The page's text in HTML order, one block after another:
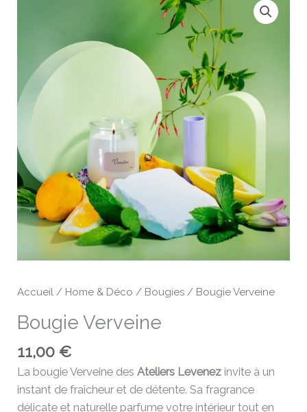
Accueil / Home & Déco / Bougies / Bougie Verveine
Bougie Verveine
11,00€
La bougie Verveine desAteliers Levenez invite à un
instant de fraîcheur et de détente. Sa fragrance
délicate et naturelle parfume votre intérieur tout en